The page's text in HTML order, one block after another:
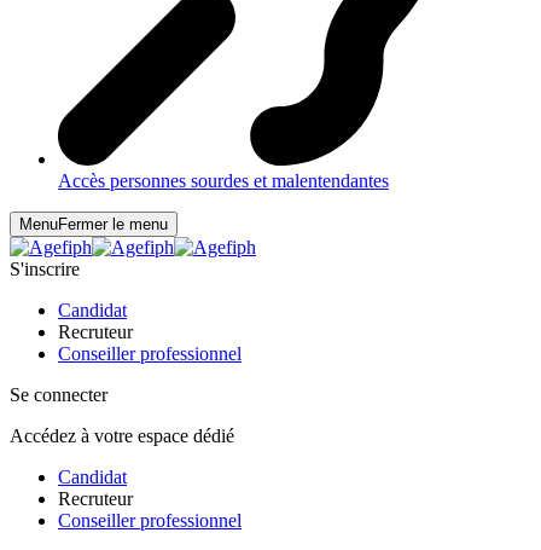
Accès personnes sourdes et malentendantes
MenuFermer le menu
S'inscrire
Candidat
Recruteur
Conseiller professionnel
Se connecter
Accédez à votre espace dédié
Candidat
Recruteur
Conseiller professionnel